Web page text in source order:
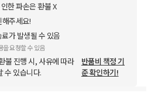
한 파손은 환불 X
주세요!
가 발생될 수 있음
을 요청할 수 있음
불 진행 시, 사유에 따라
수 있습니다.
반품비 책정 기
준 확인하기!